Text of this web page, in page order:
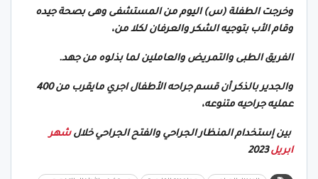
وخرجت الطفلة (س) اليوم من المستشفى وهى بصحة جيده
وقام الأب بتوجيه الشكر والعرفان لكلا من،
الفريق الطبى والتمريض والعاملين لما بذلوه من جهد.
والجدير بالذكر أن قسم جراحه الأطفال اجري مايقرب من 400
عمليه جراحيه متنوعه،
بين إستخدام المنظار الجراحي والفتح الجراحي خلالشهر
ابريل2023